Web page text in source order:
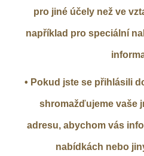
pro jiné účely než ve
například pro speciální
• Pokud jste se přihlásili
shromažďujeme vaše
adresu, abychom vás
nabídkách nebo